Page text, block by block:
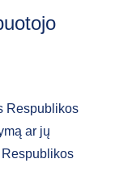
Respublikos
ar jų